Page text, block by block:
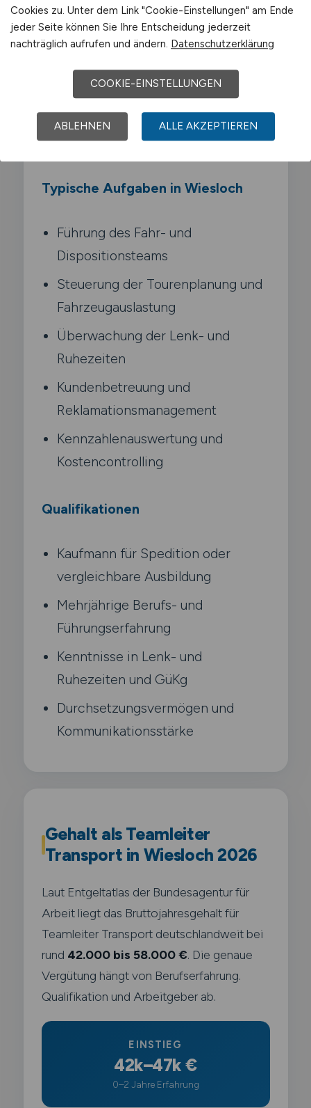
Als Teamleiter/in Transport führst du ein
Team von Fahrern. Disponenten und
verantwortest Tourenplanung.
Fahrzeugauslastung und die Einhaltung von
Lenk- und Ruhezeiten nach VO (EG)
561/2006.
Typische Aufgaben in Wiesloch
Führung des Fahr- und
Dispositionsteams
Steuerung der Tourenplanung und
Fahrzeugauslastung
Überwachung der Lenk- und
Ruhezeiten
Kundenbetreuung und
Reklamationsmanagement
Kennzahlenauswertung und
Kostencontrolling
Qualifikationen
Kaufmann für Spedition oder
vergleichbare Ausbildung
Mehrjährige Berufs- und
Führungserfahrung
Kenntnisse in Lenk- und
Ruhezeiten und GüKg
Durchsetzungsvermögen und
Kommunikationsstärke
Gehalt als Teamleiter
Transport in Wiesloch 2026
Laut Entgeltatlas der Bundesagentur für
Arbeit liegt das Bruttojahresgehalt für
Teamleiter Transport deutschlandweit bei
rund 42.000 bis 58.000 €. Die genaue
Vergütung hängt von Berufserfahrung.
Qualifikation und Arbeitgeber ab.
EINSTIEG
42k–47k €
0–2 Jahre Erfahrung
Cookies zu. Unter dem Link "Cookie-Einstellungen" am Ende
jeder Seite können Sie Ihre Entscheidung jederzeit
nachträglich aufrufen und ändern. Datenschutzerklärung
COOKIE-EINSTELLUNGEN
ABLEHNEN ALLE AKZEPTIEREN